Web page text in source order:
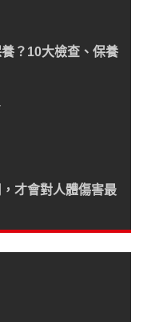
？10大檢查、保養
才會對人體傷害最